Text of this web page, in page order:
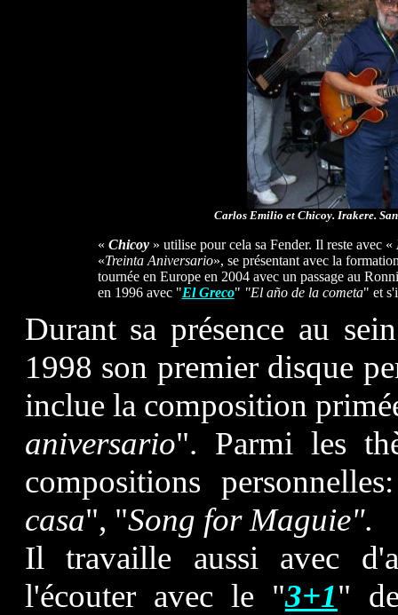
Carlos Emilio et Chicoy. Irakere.
« Chicoy» utilise pour cela sa Fender. Il reste avec «
«Treinta Aniversario», se présentant avec la
tournée en Europe en 2004 avec un passage au
en 1996 avec "El Greco" "El año de la cometa" et
Durant sa présence au
1998 son premier disque
inclue la composition
aniversario". Parmi les
compositions
casa", "Song for Maguie".
Il travaille aussi avec
l'écouter avec le "3+1"